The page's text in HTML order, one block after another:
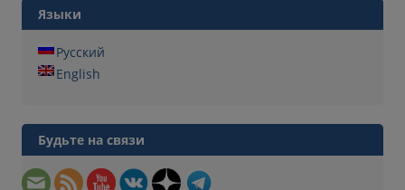
Языки
Русский
English
Будьте на связи